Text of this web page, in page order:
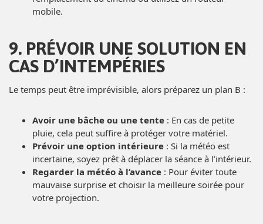
mobile.
9. PRÉVOIR UNE SOLUTION EN
CAS D’INTEMPÉRIES
Le temps peut être imprévisible, alors préparez un plan B :
Avoir une bâche ou une tente : En cas de petite
pluie, cela peut suffire à protéger votre matériel.
Prévoir une option intérieure : Si la météo est
incertaine, soyez prêt à déplacer la séance à l’intérieur.
Regarder la météo à l’avance : Pour éviter toute
mauvaise surprise et choisir la meilleure soirée pour
votre projection.